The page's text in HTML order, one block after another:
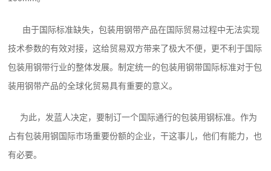
由于国际标准缺失，包装用钢带产品在国际贸易过程中无法实现
技术参数的有效对接，这给贸易双方带来了极大不便，更不利于国际
包装用钢带行业的整体发展。制定统一的包装用钢带国际标准对于包
装用钢带产品的全球化贸易具有重要的意义。
为此，发蓝人决定，要制订一个国际通行的包装用钢标准。作为
占有包装用钢国际市场重要份额的企业，干这事儿，他们有能力，也
有必要。